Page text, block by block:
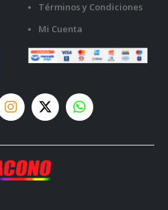
Términos y Condiciones
Mi Cuenta